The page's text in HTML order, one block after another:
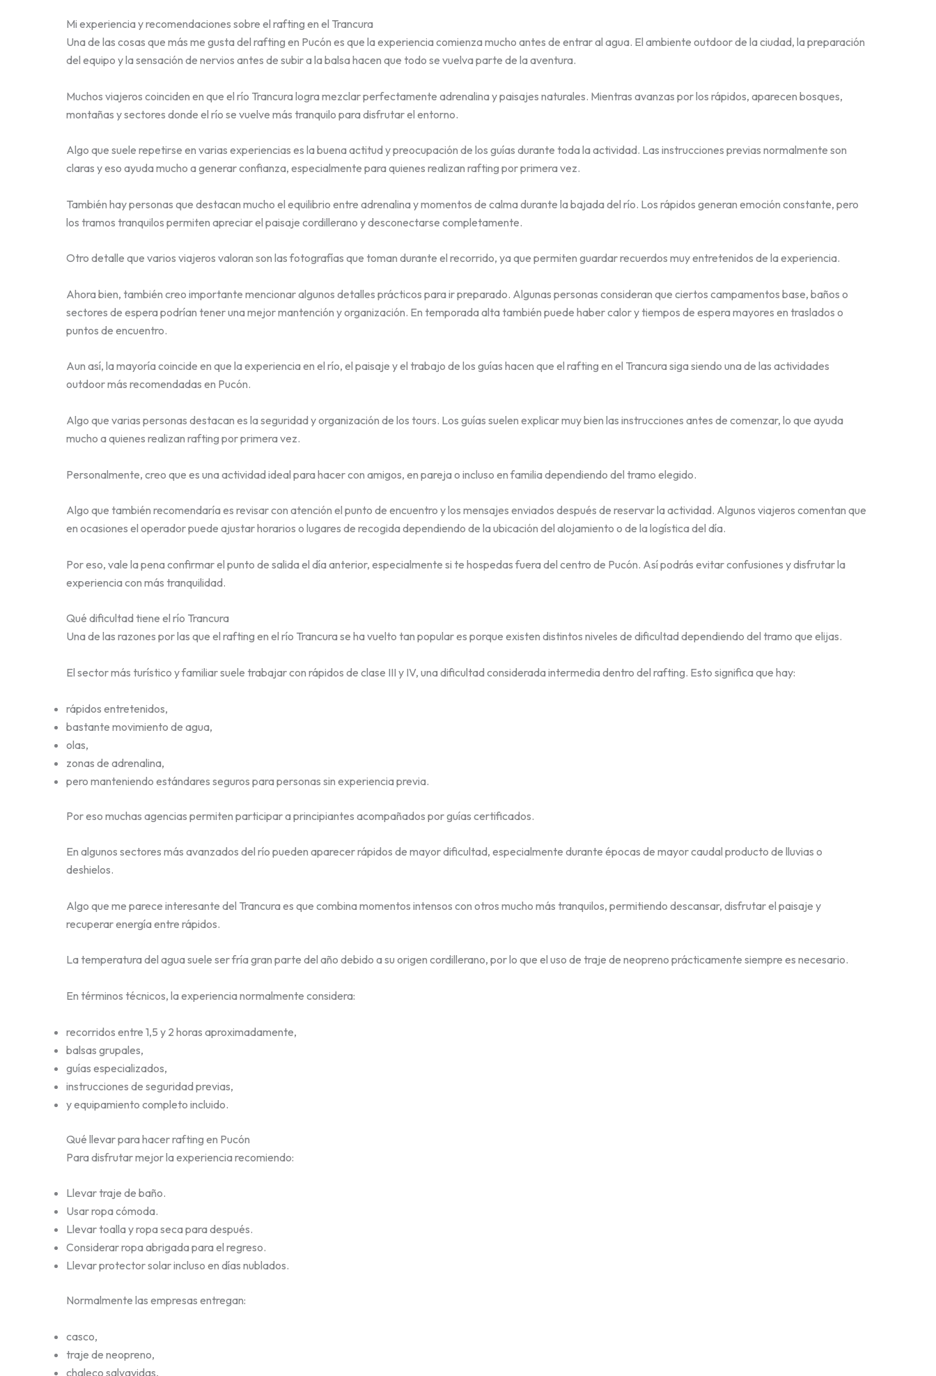
Mi experiencia y recomendaciones sobre el rafting en el Trancura
Una de las cosas que más me gusta del rafting en Pucón es que la experiencia comienza mucho antes de entrar al agua. El ambiente outdoor de la ciudad, la preparación
del equipo y la sensación de nervios antes de subir a la balsa hacen que todo se vuelva parte de la aventura.
Muchos viajeros coinciden en que el río Trancura logra mezclar perfectamente adrenalina y paisajes naturales. Mientras avanzas por los rápidos, aparecen bosques,
montañas y sectores donde el río se vuelve más tranquilo para disfrutar el entorno.
Algo que suele repetirse en varias experiencias es la buena actitud y preocupación de los guías durante toda la actividad. Las instrucciones previas normalmente son
claras y eso ayuda mucho a generar confianza, especialmente para quienes realizan rafting por primera vez.
También hay personas que destacan mucho el equilibrio entre adrenalina y momentos de calma durante la bajada del río. Los rápidos generan emoción constante, pero
los tramos tranquilos permiten apreciar el paisaje cordillerano y desconectarse completamente.
Otro detalle que varios viajeros valoran son las fotografías que toman durante el recorrido, ya que permiten guardar recuerdos muy entretenidos de la experiencia.
Ahora bien, también creo importante mencionar algunos detalles prácticos para ir preparado. Algunas personas consideran que ciertos campamentos base, baños o
sectores de espera podrían tener una mejor mantención y organización. En temporada alta también puede haber calor y tiempos de espera mayores en traslados o
puntos de encuentro.
Aun así, la mayoría coincide en que la experiencia en el río, el paisaje y el trabajo de los guías hacen que el rafting en el Trancura siga siendo una de las actividades
outdoor más recomendadas en Pucón.
Algo que varias personas destacan es la seguridad y organización de los tours. Los guías suelen explicar muy bien las instrucciones antes de comenzar, lo que ayuda
mucho a quienes realizan rafting por primera vez.
Personalmente, creo que es una actividad ideal para hacer con amigos, en pareja o incluso en familia dependiendo del tramo elegido.
Algo que también recomendaría es revisar con atención el punto de encuentro y los mensajes enviados después de reservar la actividad. Algunos viajeros comentan que
en ocasiones el operador puede ajustar horarios o lugares de recogida dependiendo de la ubicación del alojamiento o de la logística del día.
Por eso, vale la pena confirmar el punto de salida el día anterior, especialmente si te hospedas fuera del centro de Pucón. Así podrás evitar confusiones y disfrutar la
experiencia con más tranquilidad.
Qué dificultad tiene el río Trancura
Una de las razones por las que el rafting en el río Trancura se ha vuelto tan popular es porque existen distintos niveles de dificultad dependiendo del tramo que elijas.
El sector más turístico y familiar suele trabajar con rápidos de clase III y IV, una dificultad considerada intermedia dentro del rafting. Esto significa que hay:
rápidos entretenidos,
bastante movimiento de agua,
olas,
zonas de adrenalina,
pero manteniendo estándares seguros para personas sin experiencia previa.
Por eso muchas agencias permiten participar a principiantes acompañados por guías certificados.
En algunos sectores más avanzados del río pueden aparecer rápidos de mayor dificultad, especialmente durante épocas de mayor caudal producto de lluvias o
deshielos.
Algo que me parece interesante del Trancura es que combina momentos intensos con otros mucho más tranquilos, permitiendo descansar, disfrutar el paisaje y
recuperar energía entre rápidos.
La temperatura del agua suele ser fría gran parte del año debido a su origen cordillerano, por lo que el uso de traje de neopreno prácticamente siempre es necesario.
En términos técnicos, la experiencia normalmente considera:
recorridos entre 1,5 y 2 horas aproximadamente,
balsas grupales,
guías especializados,
instrucciones de seguridad previas,
y equipamiento completo incluido.
Qué llevar para hacer rafting en Pucón
Para disfrutar mejor la experiencia recomiendo:
Llevar traje de baño.
Usar ropa cómoda.
Llevar toalla y ropa seca para después.
Considerar ropa abrigada para el regreso.
Llevar protector solar incluso en días nublados.
Normalmente las empresas entregan:
casco,
traje de neopreno,
chaleco salvavidas,